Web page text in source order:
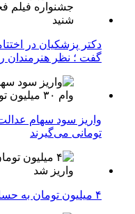
دکتر پزشکیان در
گفت ؛ نظر هنرمندان
تومانی می‌گیرند
۴ میلیون تومان به حساب هر شهروند ایرانی واریز شد